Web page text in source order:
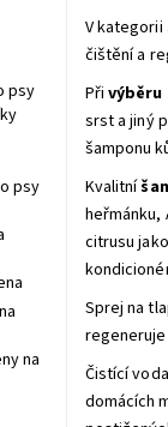
V kategorii
čištění a
Při výběru
srst a jiný
šamponu
Kvalitní
citrusu
Sprej na
Čistící
domácích
psy
psy
na